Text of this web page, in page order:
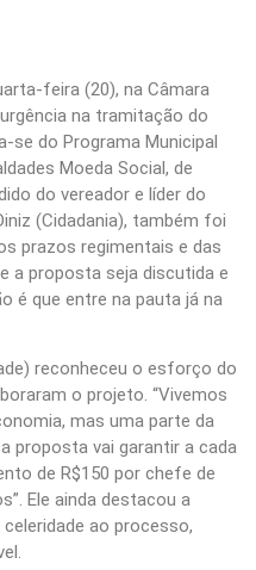
feira (20), na Câmara
na tramitação do
se do Programa Municipal
Moeda Social, de
do vereador e líder do
(Cidadania), também foi
prazos regimentais e das
a proposta seja discutida e
é que entre na pauta já na
reconheceu o esforço do
o projeto. “Vivemos
mas uma parte da
proposta vai garantir a cada
de R$150 por chefe de
Ele ainda destacou a
ao processo,